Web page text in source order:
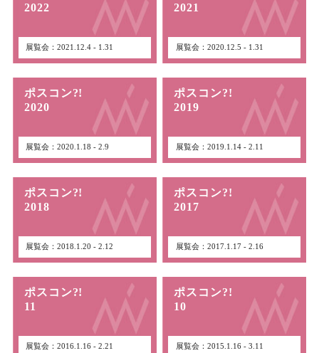
2022
展覧会：2021.12.4 - 1.31
2021
展覧会：2020.12.5 - 1.31
ポスコン?!
2020
展覧会：2020.1.18 - 2.9
ポスコン?!
2019
展覧会：2019.1.14 - 2.11
ポスコン?!
2018
展覧会：2018.1.20 - 2.12
ポスコン?!
2017
展覧会：2017.1.17 - 2.16
ポスコン?!
11
展覧会：2016.1.16 - 2.21
ポスコン?!
10
展覧会：2015.1.16 - 3.11